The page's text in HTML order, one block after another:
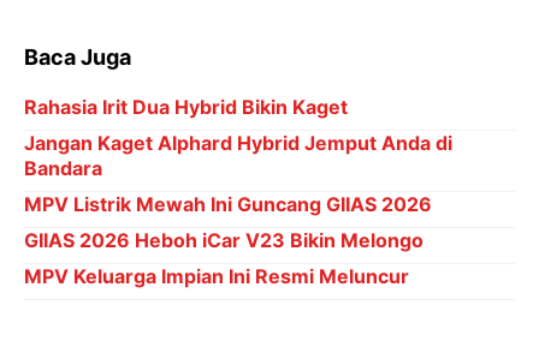
Baca Juga
Rahasia Irit Dua Hybrid Bikin Kaget
Jangan Kaget Alphard Hybrid Jemput Anda di
Bandara
MPV Listrik Mewah Ini Guncang GIIAS 2026
GIIAS 2026 Heboh iCar V23 Bikin Melongo
MPV Keluarga Impian Ini Resmi Meluncur